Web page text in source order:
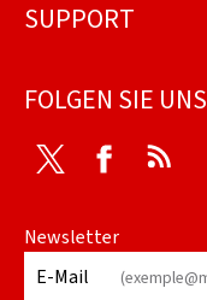
SUPPORT
FOLGEN SIE UNS
Twitter Facebook
Newsletter
E-Mail